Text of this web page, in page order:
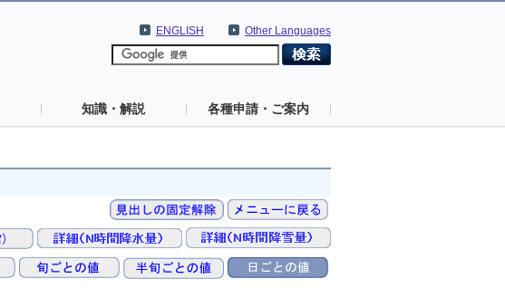
Other Languages
ENGLISH
知識・解説 各種申請・ご案内